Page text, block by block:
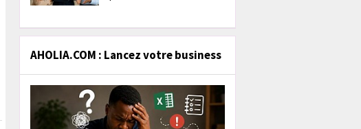
AHOLIA.COM : Lancez votre business